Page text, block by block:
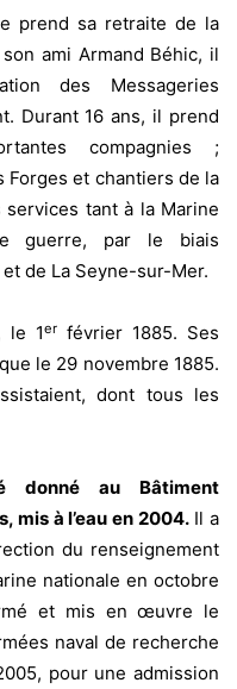
prend sa retraite de la
ami Armand Béhic, il
des Messageries
Durant 16 ans, il prend
compagnies ;
Forges et chantiers de la
services tant à la Marine
guerre, par le biais
de La Seyne-sur-Mer.
le 1erfévrier 1885. Ses
le 29 novembre 1885.
dont tous les
donné au Bâtiment
mis à l’eau en 2004.Il a
du renseignement
nationale en octobre
et mis en œuvre le
naval de recherche
pour une admission